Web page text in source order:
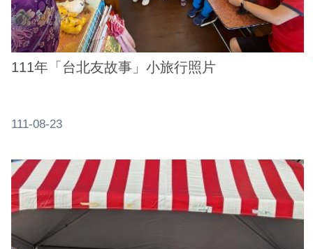
111年「台北友故事」小旅行照片
111-08-23